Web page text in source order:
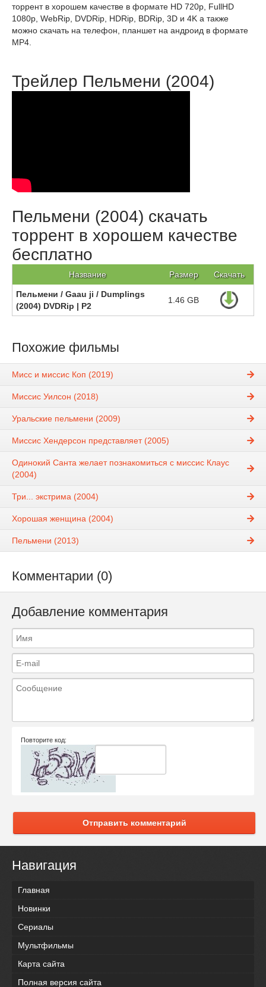
торрент в хорошем качестве в формате HD 720p, FullHD
1080p, WebRip, DVDRip, HDRip, BDRip, 3D и 4K а также
можно скачать на телефон, планшет на андроид в формате
MP4.
Трейлер Пельмени (2004)
Пельмени (2004) скачать
торрент в хорошем качестве
бесплатно
Название Размер Скачать
Пельмени / Gaau ji / Dumplings
(2004) DVDRip | P2
1.46 GB
Похожие фильмы
Мисс и миссис Коп (2019)
Миссис Уилсон (2018)
Уральские пельмени (2009)
Миссис Хендерсон представляет (2005)
Одинокий Санта желает познакомиться с миссис Клаус
(2004)
Три... экстрима (2004)
Хорошая женщина (2004)
Пельмени (2013)
Комментарии (0)
Добавление комментария
Повторите код:
Отправить комментарий
Навигация
Главная
Новинки
Сериалы
Мультфильмы
Карта сайта
Полная версия сайта